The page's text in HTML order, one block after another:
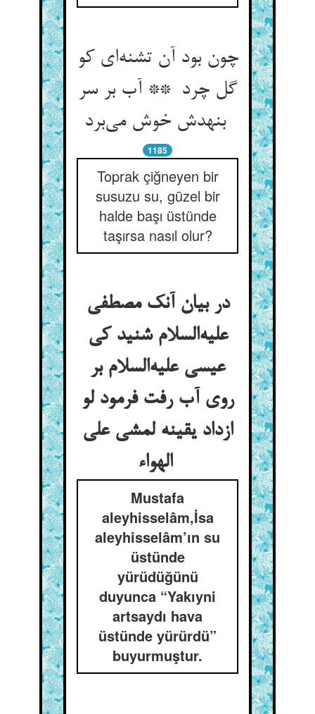
چون بود آن تشنه‌ای کو
گل چرد ** آب بر سر
بنهدش خوش می‌برد
1185
Toprak çiğneyen bir
susuzu su, güzel bir
halde başı üstünde
taşırsa nasıl olur?
در بیان آنک مصطفی
علیه‌السلام شنید کی
عیسی علیه‌السلام بر
روی آب رفت فرمود لو
ازداد یقینه لمشی علی
الهواء
Mustafa
aleyhisselâm,İsa
aleyhisselâm’ın su
üstünde
yürüdüğünü
duyunca “Yakıyni
artsaydı hava
üstünde yürürdü”
buyurmuştur.